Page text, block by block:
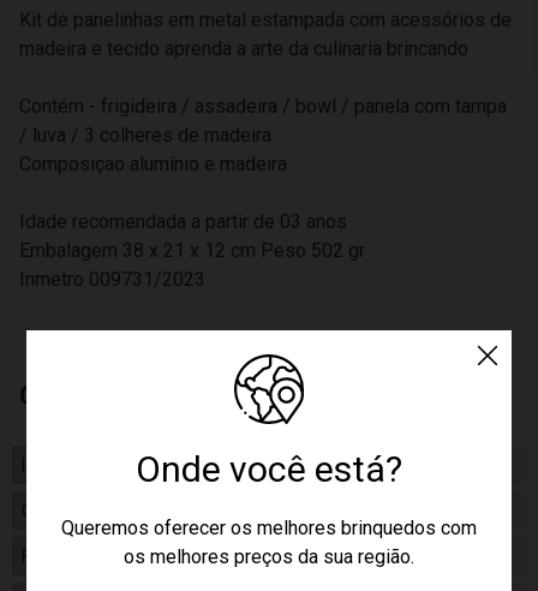
Onde você está?
Queremos oferecer os melhores brinquedos com
os melhores preços da sua região.
Kit de panelinhas em metal estampada com acessórios de
madeira e tecido aprenda a arte da culinaria brincando .
Contém - frigideira / assadeira / bowl / panela com tampa
/ luva / 3 colheres de madeira
Composiçao alumínio e madeira
Idade recomendada a partir de 03 anos
Embalagem 38 x 21 x 12 cm Peso 502 gr
Inmetro 009731/2023
Características
03+
Gênero
Fabricante Shiny Toys